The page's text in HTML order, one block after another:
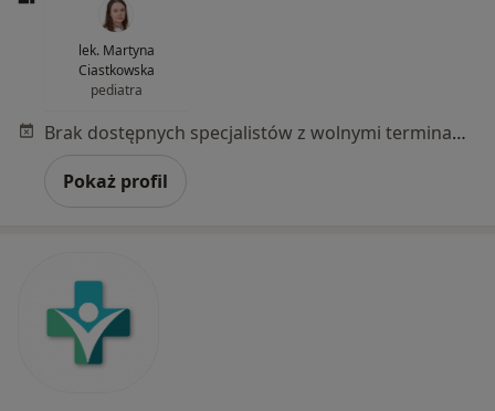
lek. Martyna
Ciastkowska
pediatra
Brak dostępnych specjalistów z wolnymi terminami w tym centrum medycznym.
Pokaż profil